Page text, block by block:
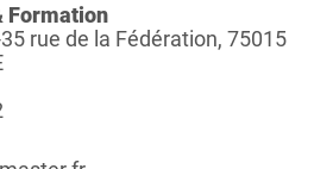
Formation
rue de la Fédération, 75015